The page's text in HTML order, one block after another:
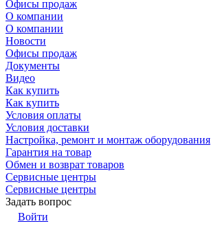
Офисы продаж
О компании
О компании
Новости
Офисы продаж
Документы
Видео
Как купить
Как купить
Условия оплаты
Условия доставки
Настройка, ремонт и монтаж оборудования
Гарантия на товар
Обмен и возврат товаров
Сервисные центры
Сервисные центры
Задать вопрос
Войти